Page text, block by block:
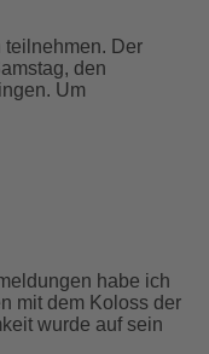
teilnehmen. Der
den
Um
habe ich
mit dem Koloss der
wurde auf sein